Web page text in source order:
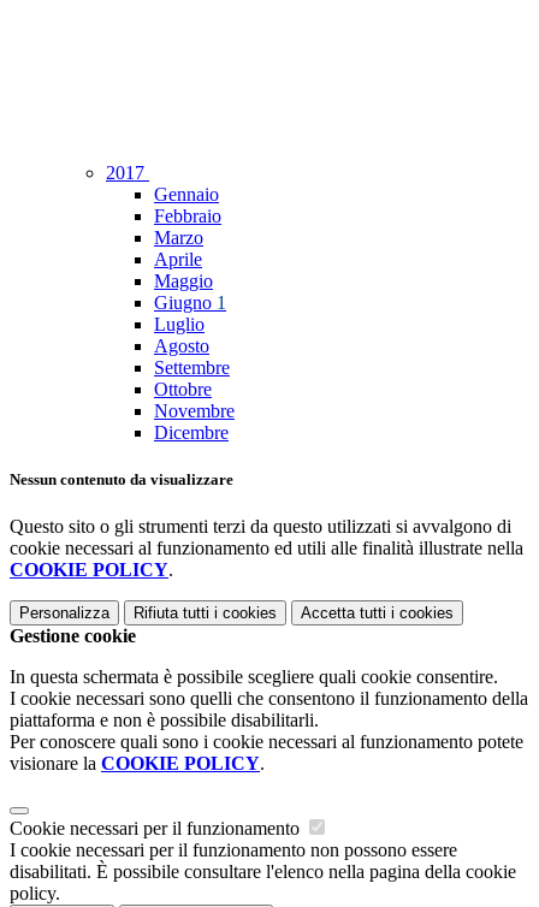
2017
Gennaio
Febbraio
Marzo
Aprile
Maggio
Giugno 1
Luglio
Agosto
Settembre
Ottobre
Novembre
Dicembre
Nessun contenuto da visualizzare
Questo sito o gli strumenti terzi da questo utilizzati si avvalgono di
cookie necessari al funzionamento ed utili alle finalità illustrate nella
COOKIE POLICY.
Personalizza Rifiuta tutti i cookies Accetta tutti i cookies
Gestione cookie
In questa schermata è possibile scegliere quali cookie consentire.
I cookie necessari sono quelli che consentono il funzionamento della
piattaforma e non è possibile disabilitarli.
Per conoscere quali sono i cookie necessari al funzionamento potete
visionare la COOKIE POLICY.
Cookie necessari per il funzionamento
I cookie necessari per il funzionamento non possono essere
disabilitati. È possibile consultare l'elenco nella pagina della cookie
policy.